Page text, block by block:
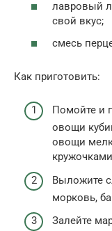
лавровый
свой вкус;
смесь
Как приготовить:
Помойте и
овощи
овощи
Выложите
морковь,
Залейте